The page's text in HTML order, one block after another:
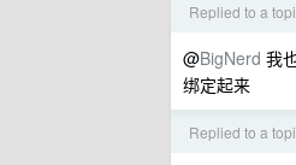
Replied to a
@BigNerd 我
绑定起来
Replied to a